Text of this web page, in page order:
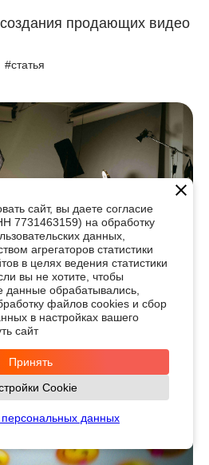
продающих видео
#статья
видео: полный гайд
#статья
сайт, вы даете согласие
7731463159) на обработку
данных,
агрегаторов статистики
в целях ведения статистики
вы не хотите, чтобы
обрабатывались,
файлов cookies и сбор
в настройках вашего
сайт
Принять
Cookie
данных